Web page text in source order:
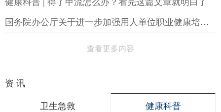
健康科普 | 得了甲流怎么办？看完这篇文章就明白了
国务院办公厅关于进一步加强用人单位职业健康培训工作的通知
查看更多内容
资 讯
卫生急救 健康科普